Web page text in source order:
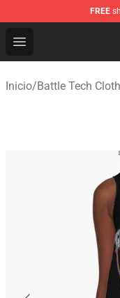
FREE
Open menu
Battle Tech
Inicio/Battle Tech Cloth